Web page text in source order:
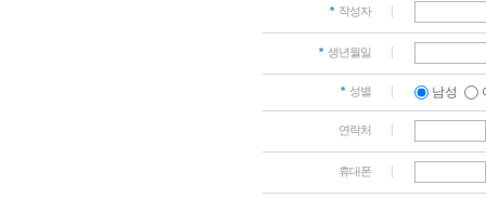
- 서비스 이용
보들이 자동으
: 서비스 이용
[개인정보 수
- 다음과 같은
: 홈페이지 예
* 작성자
* 생년월일
* 성별 남성
연락처
휴대폰